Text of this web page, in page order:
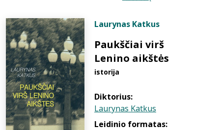
Laurynas Katkus
Paukščiai virš
Lenino aikštės
istorija
Diktorius:
Laurynas Katkus
Leidinio formatas: